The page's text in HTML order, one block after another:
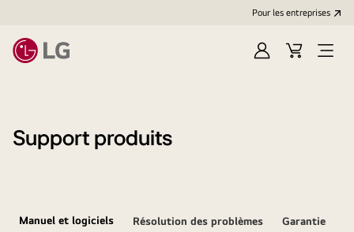
Pour les entreprises
Se
Panier
Support produits
Manuel et logiciels Résolution des problèmes Garantie